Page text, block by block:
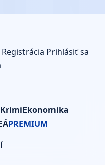
Registrácia Prihlásiť sa
KrimiEkonomika
PREMIUM